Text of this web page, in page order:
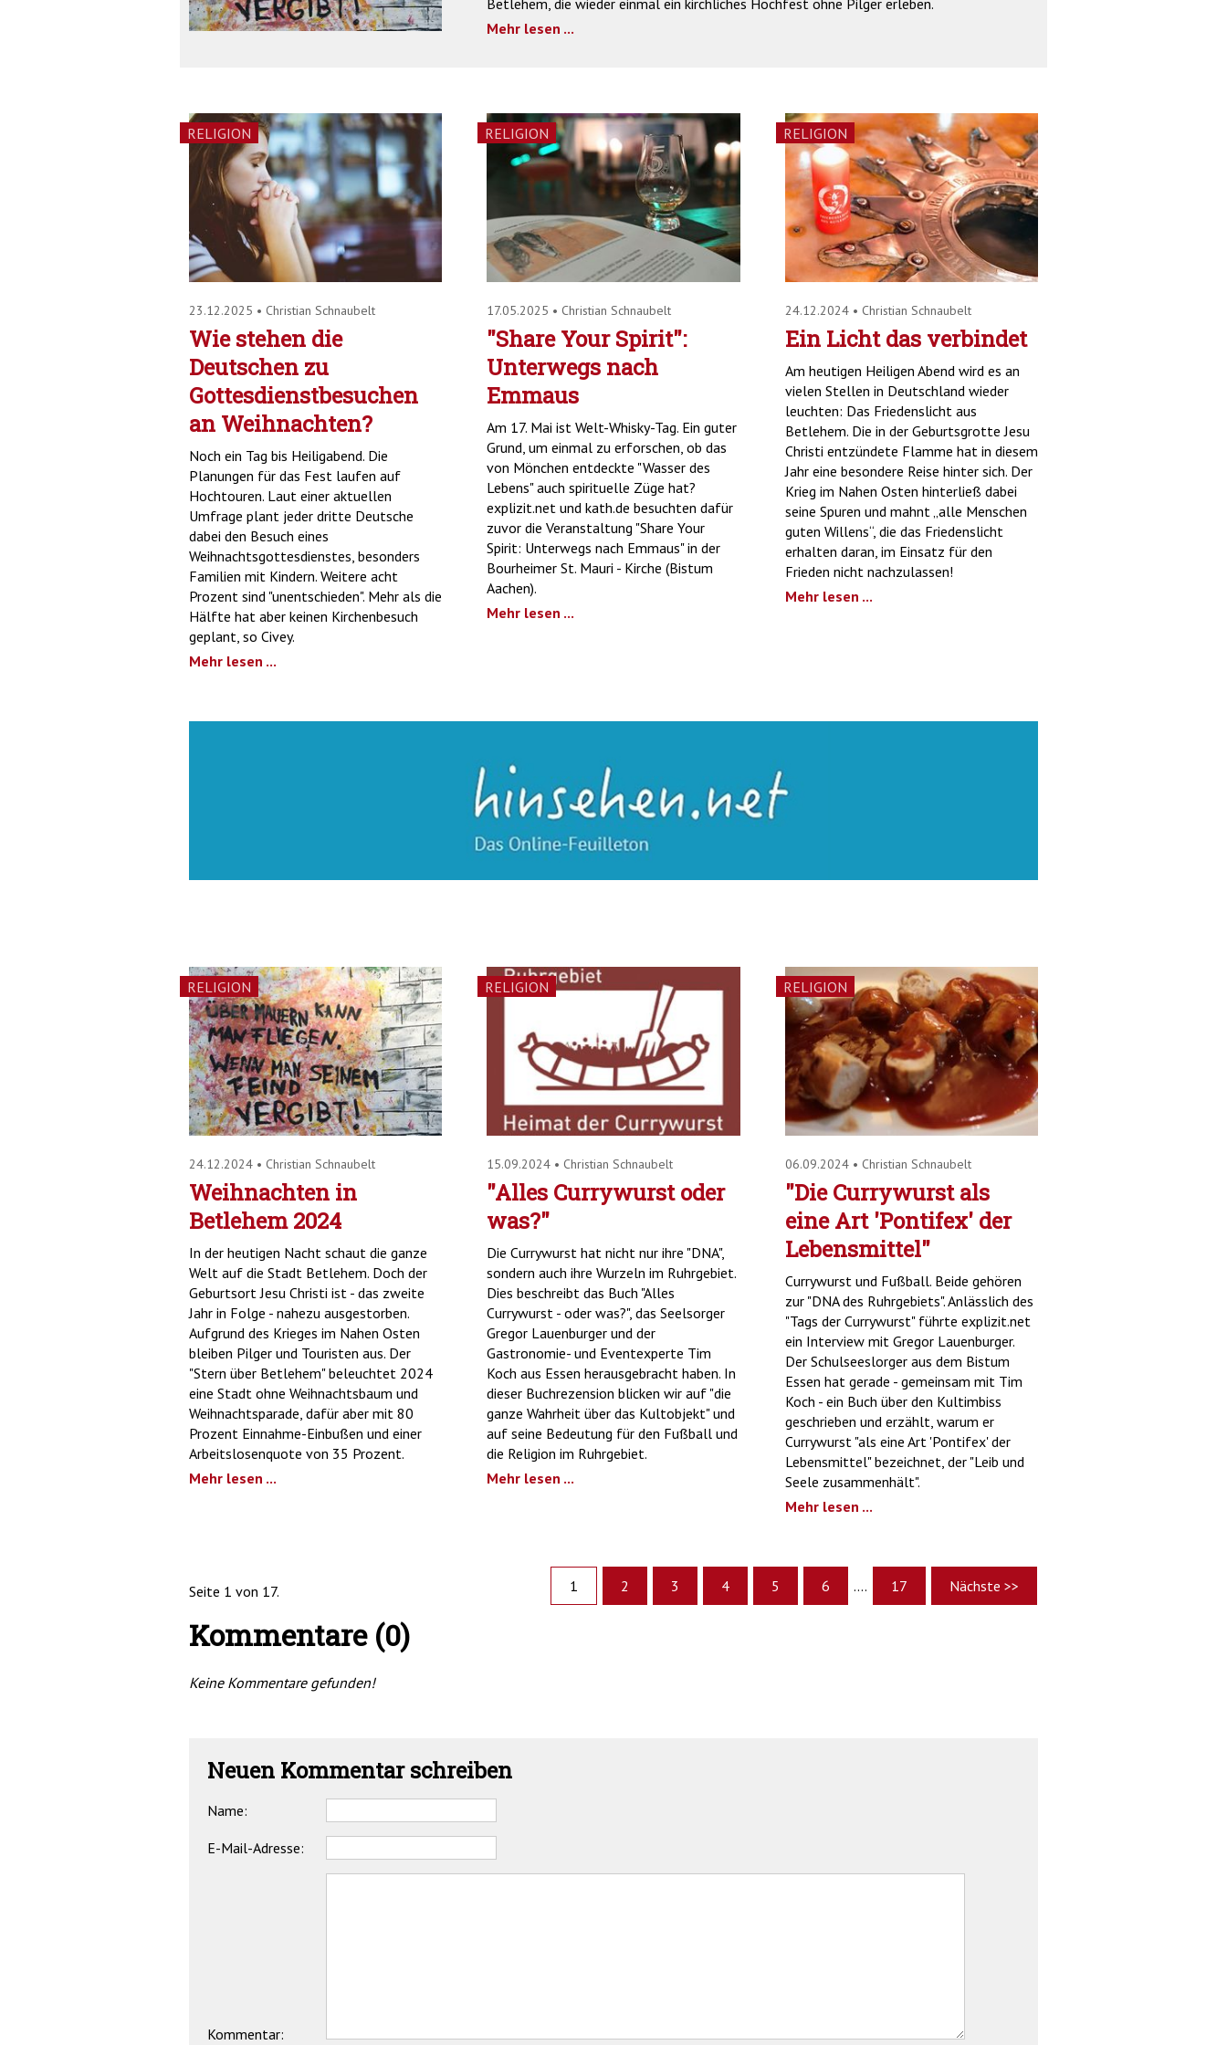
Betlehem, die wieder einmal ein kirchliches Hochfest ohne Pilger erleben.
Mehr lesen ...
RELIGION
23.12.2025 • Christian Schnaubelt
Wie stehen die
Deutschen zu
Gottesdienstbesuchen
an Weihnachten?
Noch ein Tag bis Heiligabend. Die
Planungen für das Fest laufen auf
Hochtouren. Laut einer aktuellen
Umfrage plant jeder dritte Deutsche
dabei den Besuch eines
Weihnachtsgottesdienstes, besonders
Familien mit Kindern. Weitere acht
Prozent sind "unentschieden". Mehr als die
Hälfte hat aber keinen Kirchenbesuch
geplant, so Civey.
Mehr lesen ...
RELIGION
17.05.2025 • Christian Schnaubelt
"Share Your Spirit":
Unterwegs nach
Emmaus
Am 17. Mai ist Welt-Whisky-Tag. Ein guter
Grund, um einmal zu erforschen, ob das
von Mönchen entdeckte "Wasser des
Lebens" auch spirituelle Züge hat?
explizit.net und kath.de besuchten dafür
zuvor die Veranstaltung "Share Your
Spirit: Unterwegs nach Emmaus" in der
Bourheimer St. Mauri - Kirche (Bistum
Aachen).
Mehr lesen ...
RELIGION
24.12.2024 • Christian Schnaubelt
Ein Licht das verbindet
Am heutigen Heiligen Abend wird es an
vielen Stellen in Deutschland wieder
leuchten: Das Friedenslicht aus
Betlehem. Die in der Geburtsgrotte Jesu
Christi entzündete Flamme hat in diesem
Jahr eine besondere Reise hinter sich. Der
Krieg im Nahen Osten hinterließ dabei
seine Spuren und mahnt „alle Menschen
guten Willens“, die das Friedenslicht
erhalten daran, im Einsatz für den
Frieden nicht nachzulassen!
Mehr lesen ...
RELIGION
24.12.2024 • Christian Schnaubelt
Weihnachten in
Betlehem 2024
In der heutigen Nacht schaut die ganze
Welt auf die Stadt Betlehem. Doch der
Geburtsort Jesu Christi ist - das zweite
Jahr in Folge - nahezu ausgestorben.
Aufgrund des Krieges im Nahen Osten
bleiben Pilger und Touristen aus. Der
"Stern über Betlehem" beleuchtet 2024
eine Stadt ohne Weihnachtsbaum und
Weihnachtsparade, dafür aber mit 80
Prozent Einnahme-Einbußen und einer
Arbeitslosenquote von 35 Prozent.
Mehr lesen ...
RELIGION
15.09.2024 • Christian Schnaubelt
"Alles Currywurst oder
was?"
Die Currywurst hat nicht nur ihre "DNA",
sondern auch ihre Wurzeln im Ruhrgebiet.
Dies beschreibt das Buch "Alles
Currywurst - oder was?", das Seelsorger
Gregor Lauenburger und der
Gastronomie- und Eventexperte Tim
Koch aus Essen herausgebracht haben. In
dieser Buchrezension blicken wir auf "die
ganze Wahrheit über das Kultobjekt" und
auf seine Bedeutung für den Fußball und
die Religion im Ruhrgebiet.
Mehr lesen ...
RELIGION
06.09.2024 • Christian Schnaubelt
"Die Currywurst als
eine Art 'Pontifex' der
Lebensmittel"
Currywurst und Fußball. Beide gehören
zur "DNA des Ruhrgebiets". Anlässlich des
"Tags der Currywurst" führte explizit.net
ein Interview mit Gregor Lauenburger.
Der Schulseeslorger aus dem Bistum
Essen hat gerade - gemeinsam mit Tim
Koch - ein Buch über den Kultimbiss
geschrieben und erzählt, warum er
Currywurst "als eine Art 'Pontifex' der
Lebensmittel" bezeichnet, der "Leib und
Seele zusammenhält".
Mehr lesen ...
Seite 1 von 17. 1 2 3 4 5 6 .... 17 Nächste >>
Kommentare (0)
Keine Kommentare gefunden!
Neuen Kommentar schreiben
Name:
E-Mail-Adresse:
Kommentar: